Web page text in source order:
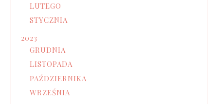
LUTEGO
STYCZNIA
2023
GRUDNIA
LISTOPADA
PAŹDZIERNIKA
WRZEŚNIA